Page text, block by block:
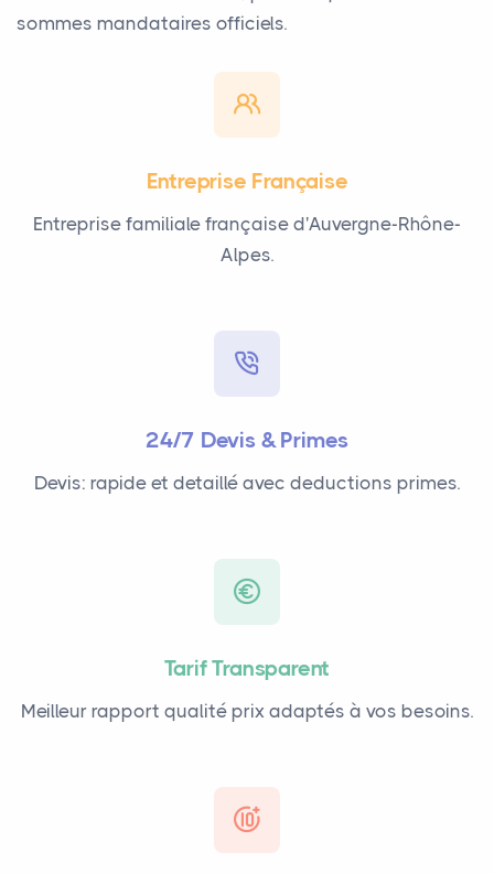
sommes mandataires officiels.
Entreprise Française
Entreprise familiale française d'Auvergne-Rhône-
Alpes.
24/7 Devis & Primes
Devis: rapide et detaillé avec deductions primes.
Tarif Transparent
Meilleur rapport qualité prix adaptés à vos besoins.